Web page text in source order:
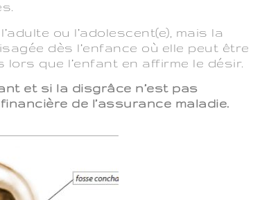
ou l’adolescent(e), mais la
dès l’enfance où elle peut être
lors que l’enfant en affirme le désir.
et si la disgrâce n’est pas
de l’assurance maladie.